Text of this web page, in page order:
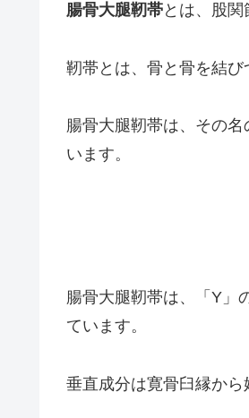
腸骨大腿靭帯とは、股関
靭帯とは、骨と骨を結び
腸骨大腿靭帯は、その名
います。
腸骨大腿靭帯は、「Y」
ています。
垂直成分は寛骨臼縁から